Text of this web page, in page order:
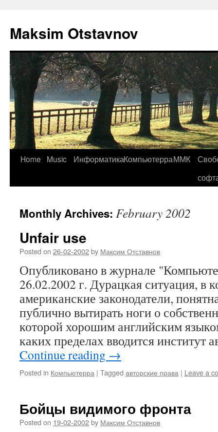
Maksim Otstavnov
Skip
Home Music ИнформатикаКомпьютерраММК
Monthly Archives: February 2002
Unfair use
Posted on 26-02-2002by Максим Отставнов
Опубликовано в журнале
26.02.2002 г. Дурацкая ситуация, в
американские законодатели,
публично вытирать ноги о
которой хорошим английским
каких пределах вводится институт
Continue reading →
Posted in Компьютерра | Tagged авторские права | Leave a
Бойцы видимого фронта
Posted on 19-02-2002by Максим Отставнов